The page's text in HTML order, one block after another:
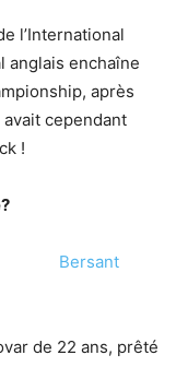
l’International
anglais enchaîne
après
avait cependant
!
Bersant
de 22 ans, prêté